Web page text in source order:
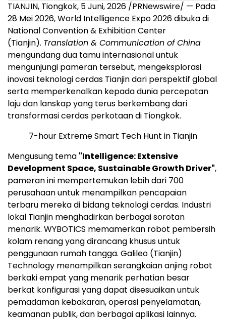
TIANJIN, Tiongkok, 5 Juni, 2026 /PRNewswire/ — Pada
28 Mei 2026, World Intelligence Expo 2026 dibuka di
National Convention & Exhibition Center
(Tianjin). Translation & Communication of China
mengundang dua tamu internasional untuk
mengunjungi pameran tersebut, mengeksplorasi
inovasi teknologi cerdas Tianjin dari perspektif global
serta memperkenalkan kepada dunia percepatan
laju dan lanskap yang terus berkembang dari
transformasi cerdas perkotaan di Tiongkok.
7-hour Extreme Smart Tech Hunt in Tianjin
Mengusung tema "Intelligence: Extensive
Development Space, Sustainable Growth Driver",
pameran ini mempertemukan lebih dari 700
perusahaan untuk menampilkan pencapaian
terbaru mereka di bidang teknologi cerdas. Industri
lokal Tianjin menghadirkan berbagai sorotan
menarik. WYBOTICS memamerkan robot pembersih
kolam renang yang dirancang khusus untuk
penggunaan rumah tangga. Galileo (Tianjin)
Technology menampilkan serangkaian anjing robot
berkaki empat yang menarik perhatian besar
berkat konfigurasi yang dapat disesuaikan untuk
pemadaman kebakaran, operasi penyelamatan,
keamanan publik, dan berbagai aplikasi lainnya.